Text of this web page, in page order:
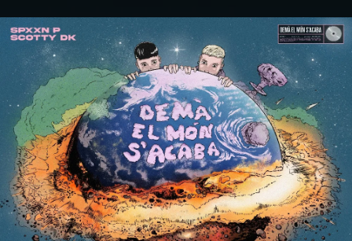
You're all set!